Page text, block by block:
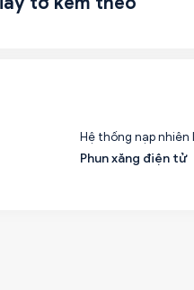
Hệ thống nạp nhiên
Phun xăng điện tử